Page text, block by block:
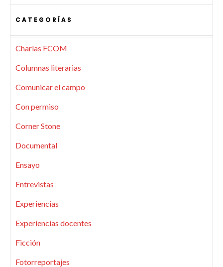
CATEGORÍAS
Charlas FCOM
Columnas literarias
Comunicar el campo
Con permiso
Corner Stone
Documental
Ensayo
Entrevistas
Experiencias
Experiencias docentes
Ficción
Fotorreportajes